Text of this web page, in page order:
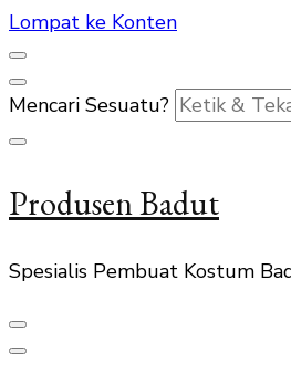
Lompat ke Konten
Mencari Sesuatu?
Produsen Badut
Spesialis Pembuat Kostum